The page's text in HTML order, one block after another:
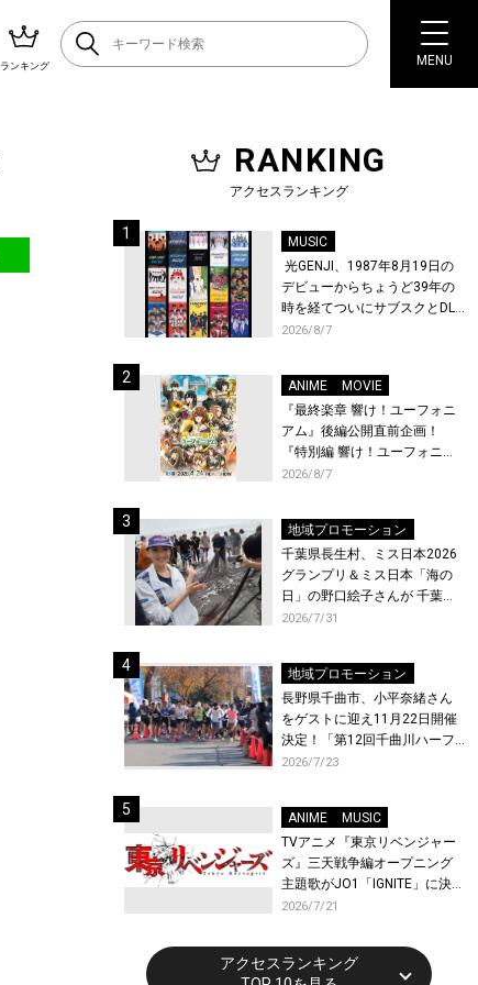
ランキング MENU
RANKING
アクセスランキング
MUSIC
光GENJI、1987年8月19日の
デビューからちょうど39年の
時を経てついにサブスクとDL
配信が解禁！
2026/8/7
ANIME
MOVIE
『最終楽章 響け！ユーフォニ
アム』後編公開直前企画！
『特別編 響け！ユーフォニア
ム〜アンサンブルコンテス
映が決定！
2026/8/7
地域プロモーション
千葉県長生村、ミス日本2026
グランプリ＆ミス日本「海の
日」の野口絵子さんが 千葉県
唯一の村・長生村で地引網を
2026/7/31
地域プロモーション
長野県千曲市、小平奈緒さん
をゲストに迎え11月22日開催
決定！「第12回千曲川ハーフ
マラソン」エントリー受付開
2026/7/23
ANIME
MUSIC
TVアニメ『東京リベンジャー
ズ』三天戦争編オープニング
主題歌がJO1「IGNITE」に決
定！メンバー全員から喜びと
トが到着！9月に東京・大阪で
先行上映会を開催！
2026/7/21
アクセスランキング